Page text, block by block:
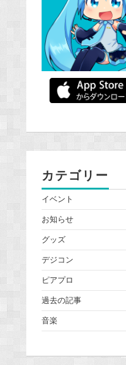
カテゴリー
イベント
お知らせ
グッズ
デジコン
ピアプロ
過去の記事
音楽